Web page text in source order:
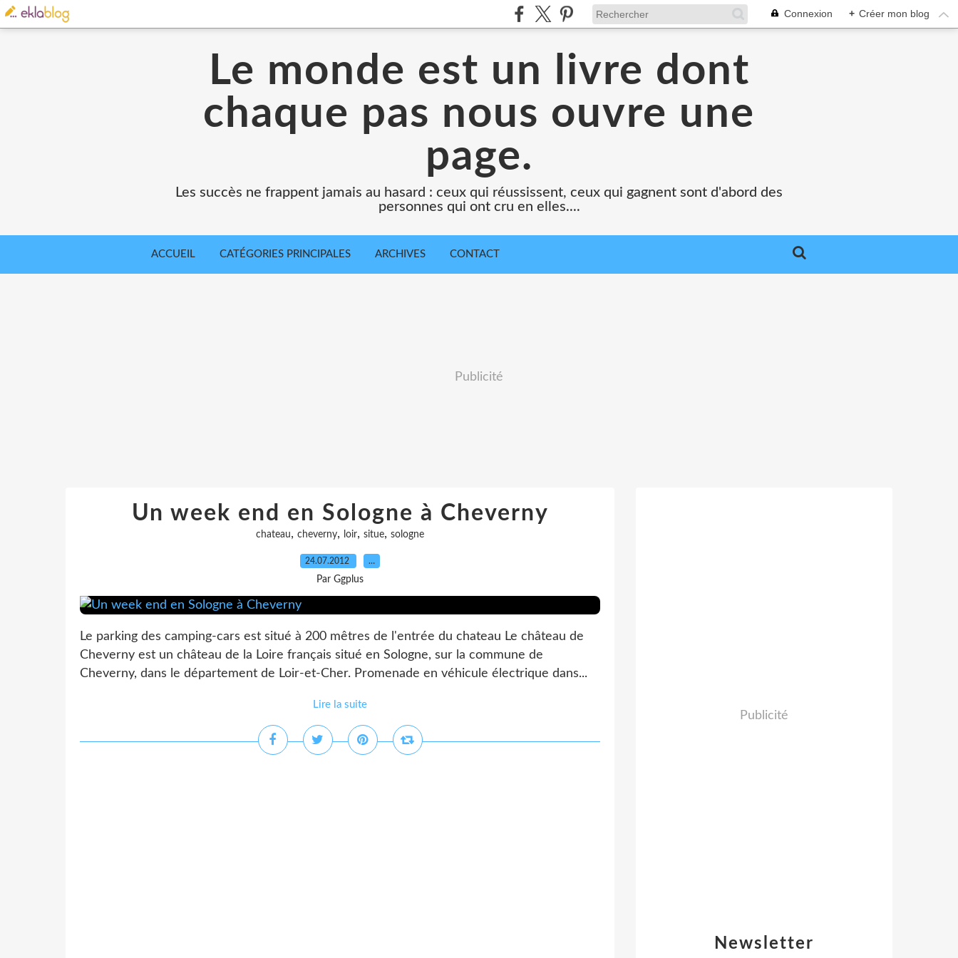
Connexion + Créer mon blog
Le monde est un livre dont
chaque pas nous ouvre une
page.
Les succès ne frappent jamais au hasard : ceux qui réussissent, ceux qui gagnent sont d'abord des
personnes qui ont cru en elles....
ACCUEIL CATÉGORIES PRINCIPALES ARCHIVES CONTACT
Publicité
Un week end en Sologne à Cheverny
chateau, cheverny, loir, situe, sologne
24.07.2012 …
Par Ggplus
Le parking des camping-cars est situé à 200 mêtres de l'entrée du chateau Le château de
Cheverny est un château de la Loire français situé en Sologne, sur la commune de
Cheverny, dans le département de Loir-et-Cher. Promenade en véhicule électrique dans...
Lire la suite
Newsletter
Publicité